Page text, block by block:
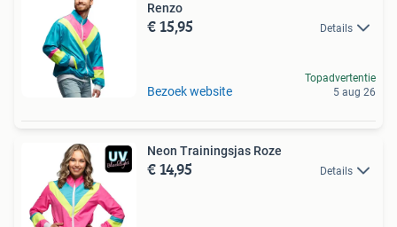
Renzo
€ 15,95 Details
Bezoek website
Topadvertentie
5 aug 26
Neon Trainingsjas Roze
€ 14,95 Details